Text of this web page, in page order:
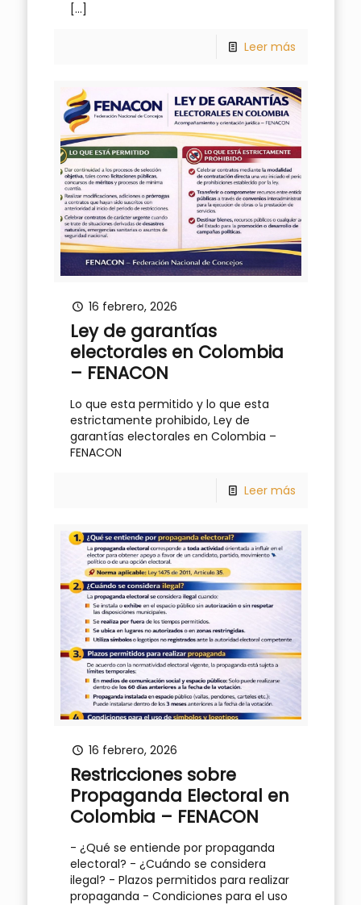
[…]
Leer más
16 febrero, 2026
Ley de garantías
electorales en Colombia
– FENACON
Lo que esta permitido y lo que esta
estrictamente prohibido, Ley de
garantías electorales en Colombia –
FENACON
Leer más
16 febrero, 2026
Restricciones sobre
Propaganda Electoral en
Colombia – FENACON
- ¿Qué se entiende por propaganda
electoral? - ¿Cuándo se considera
ilegal? - Plazos permitidos para realizar
propaganda - Condiciones para el uso